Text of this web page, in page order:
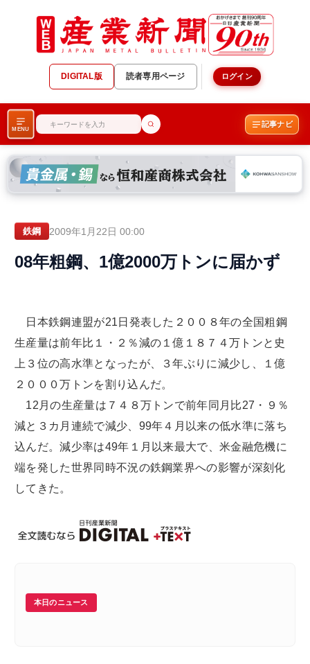
DIGITAL版 読者専用ページ ログイン
MENU
記事ナビ
鉄鋼 2009年1月22日 00:00
08年粗鋼、1億2000万トンに届かず
日本鉄鋼連盟が21日発表した２００８年の全国粗鋼
生産量は前年比１・２％減の１億１８７４万トンと史
上３位の高水準となったが、３年ぶりに減少し、１億
２０００万トンを割り込んだ。
12月の生産量は７４８万トンで前年同月比27・９％
減と３カ月連続で減少、99年４月以来の低水準に落ち
込んだ。減少率は49年１月以来最大で、米金融危機に
端を発した世界同時不況の鉄鋼業界への影響が深刻化
してきた。
本日のニュース